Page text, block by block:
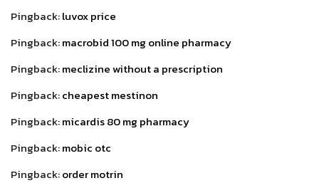
Pingback:luvox price
Pingback:macrobid 100 mg online pharmacy
Pingback:meclizine without a prescription
Pingback:cheapest mestinon
Pingback:micardis 80 mg pharmacy
Pingback:mobic otc
Pingback:order motrin